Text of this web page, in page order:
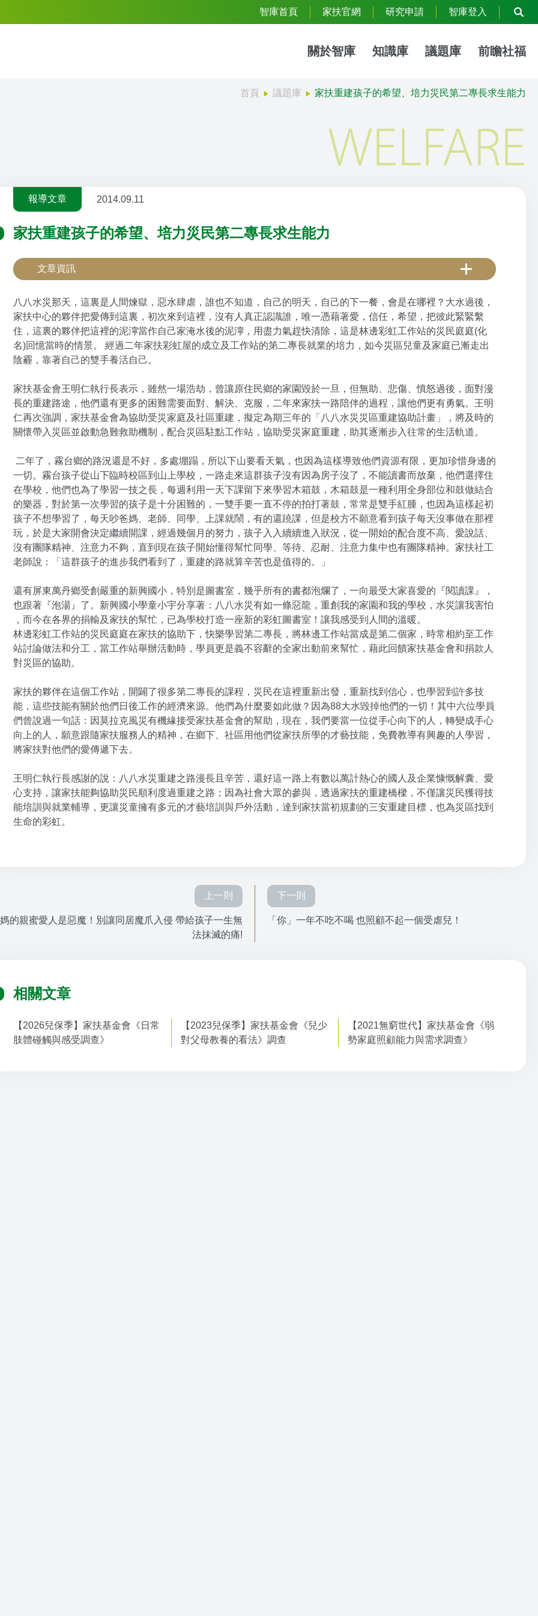
智庫首頁 家扶官網 研究申請 智庫登入
關於智庫 知識庫 議題庫 前瞻社福
首頁 議題庫 家扶重建孩子的希望、培力災民第二專長求生能力
WELFARE
報導文章 2014.09.11
家扶重建孩子的希望、培力災民第二專長求生能力
文章資訊
八八水災那天，這裏是人間煉獄，惡水肆虐，誰也不知道，自己的明天，自己的下一餐，會是在哪裡？大水過後，
家扶中心的夥伴把愛傳到這裏，初次來到這裡，沒有人真正認識誰，唯一憑藉著愛，信任，希望，把彼此緊緊繫
住，這裏的夥伴把這裡的泥濘當作自己家淹水後的泥濘，用盡力氣趕快清除，這是林邊彩虹工作站的災民庭庭(化
名)回憶當時的情景。 經過二年家扶彩虹屋的成立及工作站的第二專長就業的培力，如今災區兒童及家庭已漸走出
陰霾，靠著自己的雙手養活自己。
家扶基金會王明仁執行長表示，雖然一場浩劫，曾讓原住民鄉的家園毀於一旦，但無助、悲傷、憤怒過後，面對漫
長的重建路途，他們還有更多的困難需要面對、解決、克服，二年來家扶一路陪伴的過程，讓他們更有勇氣。王明
仁再次強調，家扶基金會為協助受災家庭及社區重建，擬定為期三年的「八八水災災區重建協助計畫」，將及時的
關懷帶入災區並啟動急難救助機制，配合災區駐點工作站，協助受災家庭重建，助其逐漸步入往常的生活軌道。
二年了，霧台鄉的路況還是不好，多處堋蹋，所以下山要看天氣，也因為這樣導致他們資源有限，更加珍惜身邊的
一切。霧台孩子從山下臨時校區到山上學校，一路走來這群孩子沒有因為房子沒了，不能讀書而放棄，他們選擇住
在學校，他們也為了學習一技之長，每週利用一天下課留下來學習木箱鼓，木箱鼓是一種利用全身部位和鼓做結合
的樂器，對於第一次學習的孩子是十分困難的，一雙手要一直不停的拍打著鼓，常常是雙手紅腫，也因為這樣起初
孩子不想學習了，每天吵爸媽、老師、同學、上課就鬧，有的還蹺課，但是校方不願意看到孩子每天沒事做在那裡
玩，於是大家開會決定繼續開課，經過幾個月的努力，孩子入入續續進入狀況，從一開始的配合度不高、愛說話、
沒有團隊精神、注意力不夠，直到現在孩子開始懂得幫忙同學、等待、忍耐、注意力集中也有團隊精神。家扶社工
老師說：「這群孩子的進步我們看到了，重建的路就算辛苦也是值得的。」
還有屏東萬丹鄉受創嚴重的新興國小，特別是圖書室，幾乎所有的書都泡爛了，一向最受大家喜愛的『閱讀課』，
也跟著『泡湯』了。新興國小學童小宇分享著：八八水災有如一條惡龍，重創我的家園和我的學校，水災讓我害怕
，而今在各界的捐輸及家扶的幫忙，已為學校打造一座新的彩虹圖書室！讓我感受到人間的溫暖。
林邊彩虹工作站的災民庭庭在家扶的協助下，快樂學習第二專長，將林邊工作站當成是第二個家，時常相約至工作
站討論做法和分工，當工作站舉辦活動時，學員更是義不容辭的全家出動前來幫忙，藉此回饋家扶基金會和捐款人
對災區的協助。
家扶的夥伴在這個工作站，開闢了很多第二專長的課程，災民在這裡重新出發，重新找到信心，也學習到許多技
能，這些技能有關於他們日後工作的經濟來源。他們為什麼要如此做？因為88大水毀掉他們的一切！其中六位學員
們曾說過一句話：因莫拉克風災有機緣接受家扶基金會的幫助，現在，我們要當一位從手心向下的人，轉變成手心
向上的人，願意跟隨家扶服務人的精神，在鄉下、社區用他們從家扶所學的才藝技能，免費教導有興趣的人學習，
將家扶對他們的愛傳遞下去。
王明仁執行長感謝的說：八八水災重建之路漫長且辛苦，還好這一路上有數以萬計熱心的國人及企業慷慨解囊、愛
心支持，讓家扶能夠協助災民順利度過重建之路；因為社會大眾的參與，透過家扶的重建橋樑，不僅讓災民獲得技
能培訓與就業輔導，更讓災童擁有多元的才藝培訓與戶外活動，達到家扶當初規劃的三安重建目標，也為災區找到
生命的彩虹。
上一則
的親蜜愛人是惡魔！別讓同居魔爪入侵 帶給孩子一生無
法抹滅的痛!
下一則
「你」一年不吃不喝 也照顧不起一個受虐兒！
相關文章
【2026兒保季】家扶基金會《日常
肢體碰觸與感受調查》
【2023兒保季】家扶基金會《兒少
對父母教養的看法》調查
【2021無窮世代】家扶基金會《弱
勢家庭照顧能力與需求調查》